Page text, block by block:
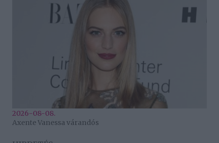
2026-08-08.
Axente Vanessa várandós